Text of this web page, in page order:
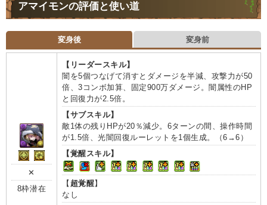
アマイモンの評価と使い道
変身後 変身前
✕
8枠潜在
【リーダースキル】
闇を5個つなげて消すとダメージを半減、攻撃力が50
倍、3コンボ加算、固定900万ダメージ。闇属性のHP
と回復力が2.5倍。
【サブスキル】
敵1体の残りHPが20％減少。6ターンの間、操作時間
が1.5倍、光闇回復ルーレットを1個生成。（6→6）
【覚醒スキル】
【 超覚醒】
なし